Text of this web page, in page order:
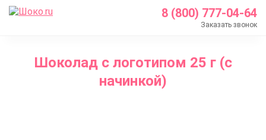
8 (800) 777-04-64
Заказать звонок
Каталог
Шоколад с логотипом
Шоколад с логотипом 25 г (с
начинкой)